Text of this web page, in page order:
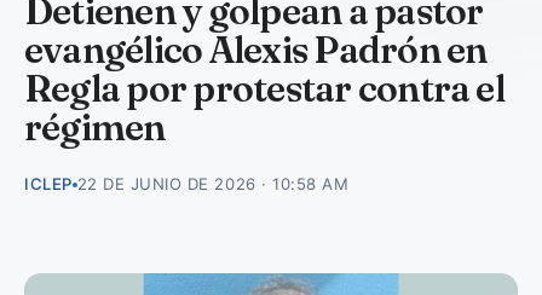
Detienen y golpean a pastor
evangélico Alexis Padrón en
Regla por protestar contra el
régimen
ICLEP 22 DE JUNIO DE 2026 · 10:58 AM